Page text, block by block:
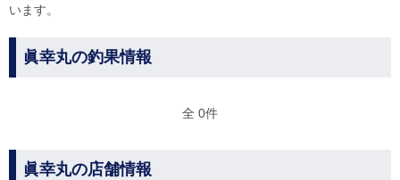
います。
眞幸丸の釣果情報
全 0件
眞幸丸の店舗情報